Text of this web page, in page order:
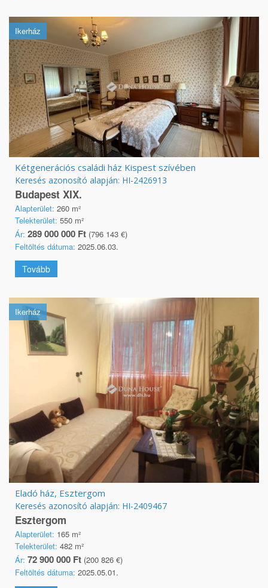
Ikerház
Kétgenerációs családi ház Kispest szívében
Keresés azonosító alapján: HI-2426913
Budapest XIX.
Alapterület: 260 m²
Telekterület: 550 m²
Ár: 289 000 000 Ft (796 143 €)
Feltöltés dátuma: 2025.06.03.
Tovább
Ikerház
Eladó ház, Esztergom
Keresés azonosító alapján: HI-2409467
Esztergom
Alapterület: 165 m²
Telekterület: 482 m²
Ár: 72 900 000 Ft (200 826 €)
Feltöltés dátuma: 2025.05.01.